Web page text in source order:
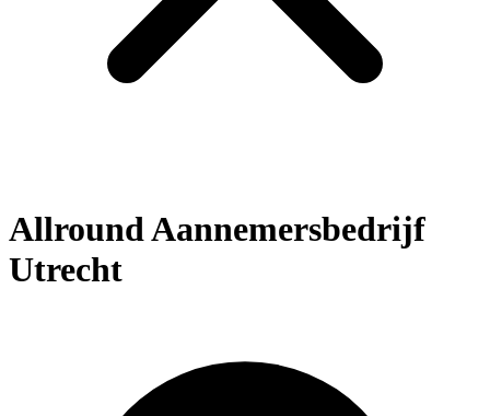
Allround Aannemersbedrijf
Utrecht